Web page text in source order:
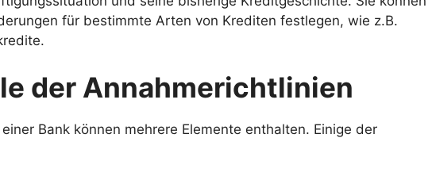
für bestimmte Arten von Krediten festlegen, wie z.B.
der Annahmerichtlinien
Bank können mehrere Elemente enthalten. Einige der